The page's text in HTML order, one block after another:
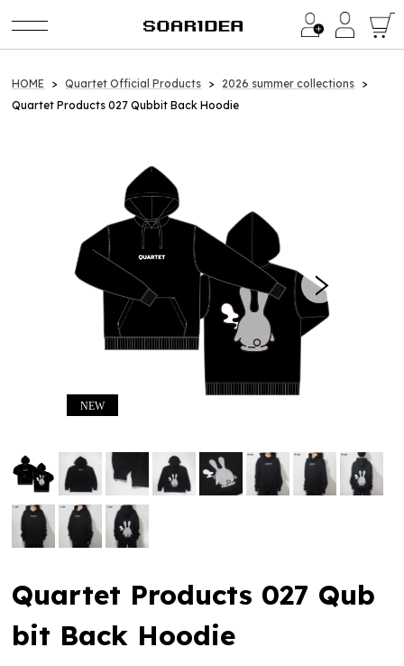
Category
LEE BYUNG HUN FANMEETING 2026
a1857（BinTRoLL）
2024 Birthday Goods
Quartet Official Products
2026 summer collections
2025 summer collections
2024 summer collections
2024 winter collection
2023 summer collection
2022 birthday
ゲーム実況者カウントダウン
ゲーム実況者カウントダウン2025-2026 ”村事変”
じらいちゃん（BinTRoLL）
2025 Birthday Goods
HOME Quartet Official Products
2026 summer collections
Quartet Products 027 Qubbit Back Hoodie
Quartet Products 027 Qub
bit Back Hoodie